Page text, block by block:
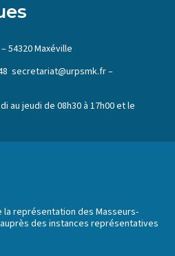
54320 Maxéville
secretariat@urpsmk.fr –
au jeudi de 08h30 à 17h00 et le
la représentation des Masseurs-
des instances représentatives